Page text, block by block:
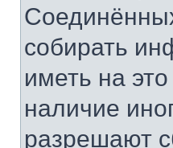
собирать
иметь на
наличие
разрешают